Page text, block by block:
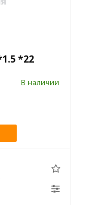
*22
В наличии